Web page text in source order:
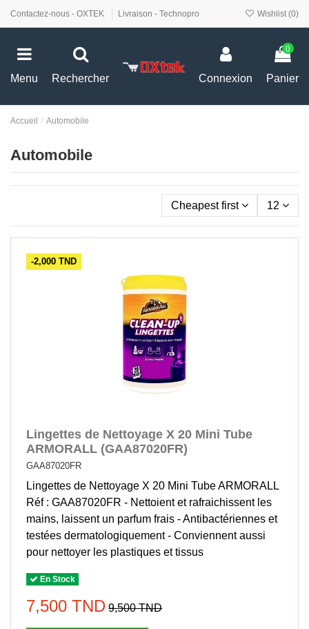
Contactez-nous - OXTEK Livraison - Technopro Wishlist (0)
Menu Rechercher Connexion
0
Panier
Accueil Automobile
Automobile
Cheapest first 12
-2,000 TND
Lingettes de Nettoyage X 20 Mini Tube
ARMORALL (GAA87020FR)
GAA87020FR
Lingettes de Nettoyage X 20 Mini Tube ARMORALL
Réf : GAA87020FR - Nettoient et rafraichissent les
mains, laissent un parfum frais - Antibactériennes et
testées dermatologiquement - Conviennent aussi
pour nettoyer les plastiques et tissus
En Stock
7,500 TND 9,500 TND